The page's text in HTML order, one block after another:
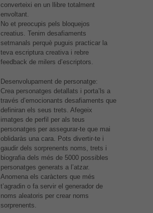
converteixi en un llibre totalment
envoltant.
No et preocupis pels bloquejos
creatius. Tenim desafiaments
setmanals perquè puguis practicar la
teva escriptura creativa i rebre
feedback de milers d’escriptors.
Desenvolupament de personatge:
Crea personatges detallats i porta’ls a
través d’emocionants desafiaments que
definiran els seus trets. Afegeix
imatges de perfil per als teus
personatges per assegurar-te que mai
oblidaràs una cara. Pots divertir-te i
gaudir dels sorprenents noms, trets i
biografia dels més de 5000 possibles
personatges generats a l’atzar.
Anomena els caràcters que més
t’agradin o fa servir el generador de
noms aleatoris per crear noms
sorprenents.